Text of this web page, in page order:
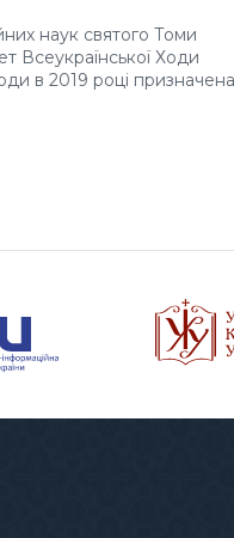
наук святого Томи
Всеукраїнської Ходи
в 2019 році призначена